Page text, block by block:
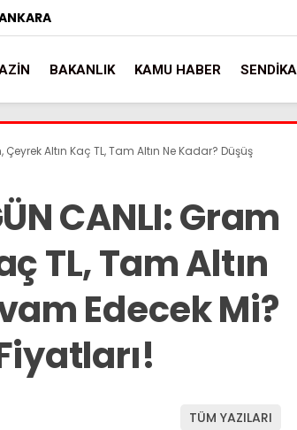
BAKANLIK KAMU HABER SENDIKA
Çeyrek Altın Kaç TL, Tam Altın Ne Kadar? Düşüş
CANLI: Gram
TL, Tam Altın
Edecek Mi?
TÜM YAZILARI